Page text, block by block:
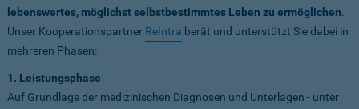
lebenswertes, möglichst selbstbestimmtes Leben zu ermöglichen.
Unser Kooperationspartner ReIntra berät und unterstützt Sie dabei in
mehreren Phasen:
1. Leistungsphase
Auf Grundlage der medizinischen Diagnosen und Unterlagen - unter